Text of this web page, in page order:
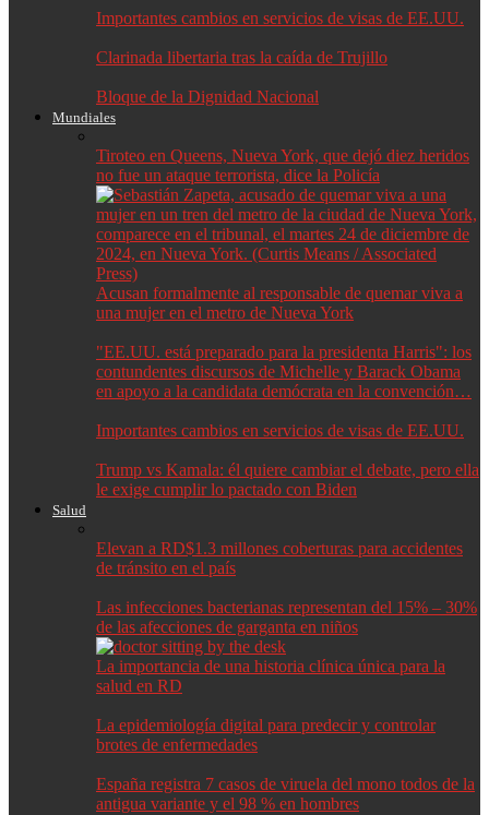
Importantes cambios en servicios de visas de EE.UU.
Clarinada libertaria tras la caída de Trujillo
Bloque de la Dignidad Nacional
Mundiales
Tiroteo en Queens, Nueva York, que dejó diez heridos
no fue un ataque terrorista, dice la Policía
Acusan formalmente al responsable de quemar viva a
una mujer en el metro de Nueva York
"EE.UU. está preparado para la presidenta Harris": los
contundentes discursos de Michelle y Barack Obama
en apoyo a la candidata demócrata en la convención…
Importantes cambios en servicios de visas de EE.UU.
Trump vs Kamala: él quiere cambiar el debate, pero ella
le exige cumplir lo pactado con Biden
Salud
Elevan a RD$1.3 millones coberturas para accidentes
de tránsito en el país
Las infecciones bacterianas representan del 15% – 30%
de las afecciones de garganta en niños
La importancia de una historia clínica única para la
salud en RD
La epidemiología digital para predecir y controlar
brotes de enfermedades
España registra 7 casos de viruela del mono todos de la
antigua variante y el 98 % en hombres